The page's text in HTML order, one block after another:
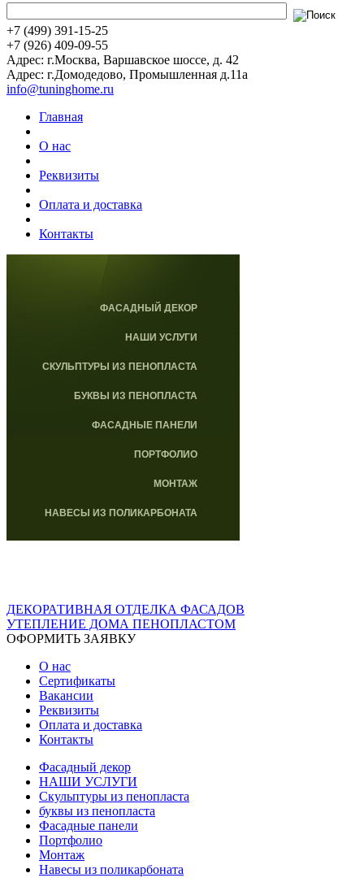
+7 (499) 391-15-25
+7 (926) 409-09-55
Адрес: г.Москва, Варшавское шоссе, д. 42
Адрес: г.Домодедово, Промышленная д.11а
info@tuninghome.ru
Главная
О нас
Реквизиты
Оплата и доставка
Контакты
ФАСАДНЫЙ ДЕКОР
НАШИ УСЛУГИ
СКУЛЬПТУРЫ ИЗ ПЕНОПЛАСТА
БУКВЫ ИЗ ПЕНОПЛАСТА
ФАСАДНЫЕ ПАНЕЛИ
ПОРТФОЛИО
МОНТАЖ
НАВЕСЫ ИЗ ПОЛИКАРБОНАТА
ДЕКОРАТИВНАЯ ОТДЕЛКА ФАСАДОВ
УТЕПЛЕНИЕ ДОМА ПЕНОПЛАСТОМ
ОФОРМИТЬ ЗАЯВКУ
О нас
Сертификаты
Вакансии
Реквизиты
Оплата и доставка
Контакты
Фасадный декор
НАШИ УСЛУГИ
Скульптуры из пенопласта
буквы из пенопласта
Фасадные панели
Портфолио
Монтаж
Навесы из поликарбоната